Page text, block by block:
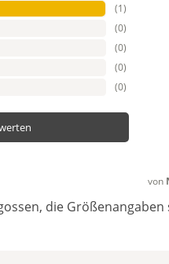
(1)
(0)
(0)
(0)
(0)
von
die